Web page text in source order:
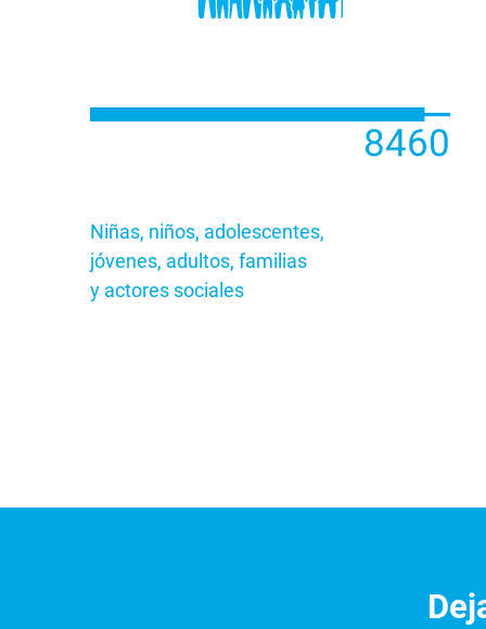
9 106
Niñas, niños, adolescentes,
jóvenes, adultos, familias
y actores sociales